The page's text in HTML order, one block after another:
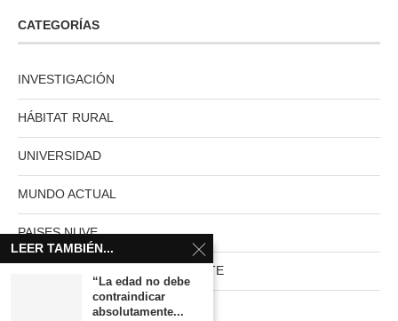
CATEGORÍAS
INVESTIGACIÓN
HÁBITAT RURAL
UNIVERSIDAD
MUNDO ACTUAL
PAISES NUVE
HABITAT RURAL AUTOSUFICIENTE
LEER TAMBIÉN...
“La edad no debe
contraindicar
absolutamente...